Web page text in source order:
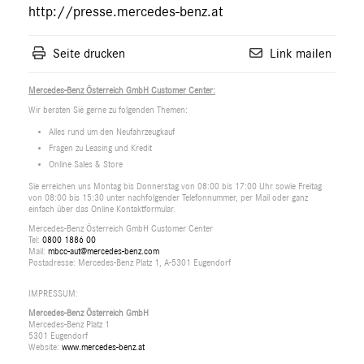
http://presse.mercedes-benz.at
Seite drucken Link mailen
Mercedes-Benz Österreich GmbH Customer Center:
Wir beraten Sie gerne zu folgenden Themen:
Alles rund um den Neufahrzeugkauf
Fragen zu Leasing und Kredit
Online Sales & Store
Sie erreichen uns Montag bis Donnerstag von 08:00 bis 17:00 Uhr sowie Freitag
von 08:00 bis 15:30 unter nachfolgender Telefonnummer, per Mail oder ganz
einfach über das Online Kontaktformular.
Mercedes-Benz Österreich GmbH Customer Center
Tel: 0800 1886 00
Mail: mbcc-aut@mercedes-benz.com
Postadresse: Mercedes-Benz Platz 1, A-5301 Eugendorf
IMPRESSUM:
Mercedes-Benz Österreich GmbH
Mercedes-Benz Platz 1
5301 Eugendorf
Website: www.mercedes-benz.at